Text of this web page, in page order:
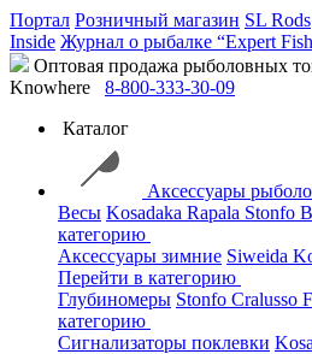
Портал Розничный магазин SL Rods
Inside Журнал о рыбалке “Expert
Оптовая продажа рыболовных
Knowhere
8-800-333-30-09
Каталог
Аксессуары
Весы Kosadaka Rapala Stonfo
категорию
Аксессуары зимние Siweida
Перейти в категорию
Глубиномеры Stonfo Cralusso
категорию
Сигнализаторы поклевки